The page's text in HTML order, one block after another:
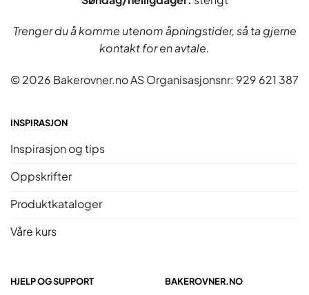
Trenger du å komme utenom åpningstider, så ta gjerne
kontakt for en avtale.
© 2026 Bakerovner.no AS Organisasjonsnr: 929 621 387
INSPIRASJON
Inspirasjon og tips
Oppskrifter
Produktkataloger
Våre kurs
HJELP OG SUPPORT BAKEROVNER.NO